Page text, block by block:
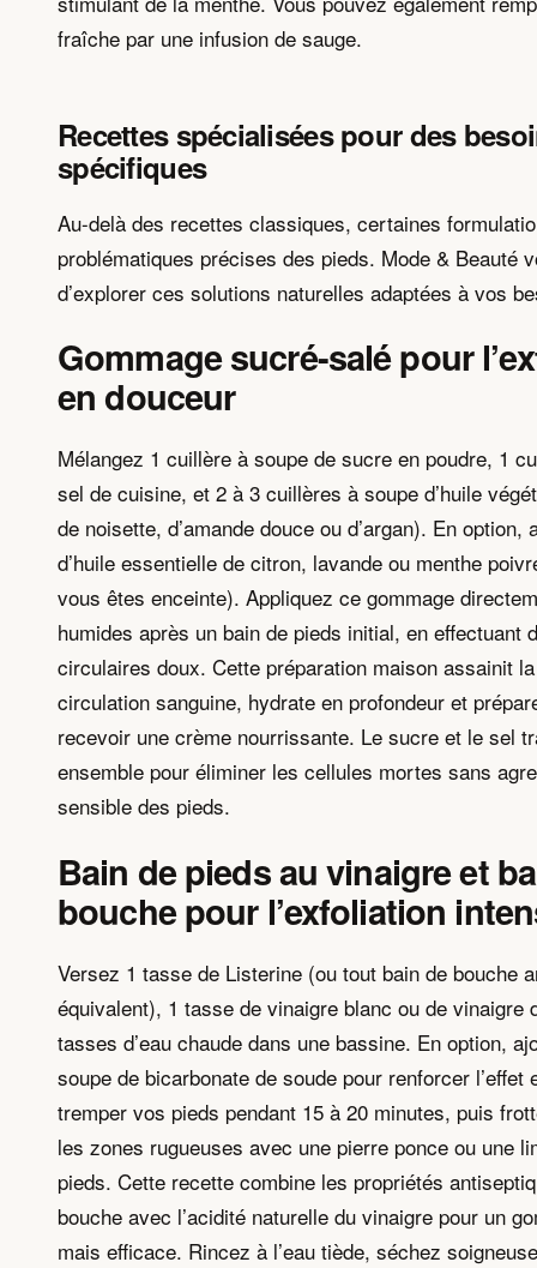
fraîche par une infusion de sauge.
Recettes spécialisées pour des
spécifiques
Au-delà des recettes classiques, certaines
problématiques précises des pieds. Mode & Beauté
d’explorer ces solutions naturelles adaptées à vos
Gommage sucré-salé pour
en douceur
Mélangez 1 cuillère à soupe de sucre en poudre, 1
sel de cuisine, et 2 à 3 cuillères à soupe d’huile
de noisette, d’amande douce ou d’argan). En option,
d’huile essentielle de citron, lavande ou menthe
vous êtes enceinte). Appliquez ce gommage
humides après un bain de pieds initial, en effectuant
circulaires doux. Cette préparation maison assainit
circulation sanguine, hydrate en profondeur et
recevoir une crème nourrissante. Le sucre et le sel
ensemble pour éliminer les cellules mortes sans
sensible des pieds.
Bain de pieds au vinaigre et
bouche pour l’exfoliation
Versez 1 tasse de Listerine (ou tout bain de bouche
équivalent), 1 tasse de vinaigre blanc ou de vinaigre
tasses d’eau chaude dans une bassine. En option,
soupe de bicarbonate de soude pour renforcer l’effet
tremper vos pieds pendant 15 à 20 minutes, puis
les zones rugueuses avec une pierre ponce ou une
pieds. Cette recette combine les propriétés
bouche avec l’acidité naturelle du vinaigre pour un
mais efficace. Rincez à l’eau tiède, séchez